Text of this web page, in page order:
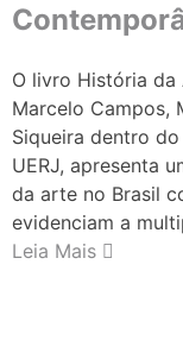
O livro História da
Marcelo Campos,
Siqueira dentro
UERJ, apresenta
da arte no Brasil
evidenciam a
Leia Mais